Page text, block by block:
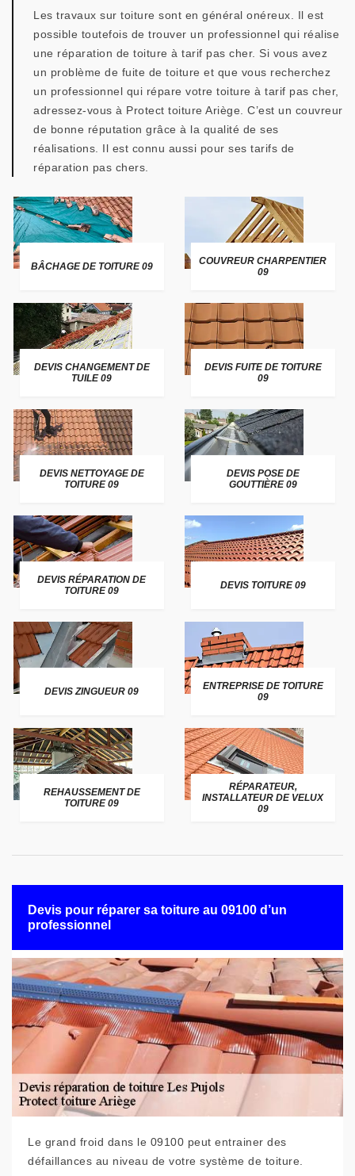
Les travaux sur toiture sont en général onéreux. Il est
possible toutefois de trouver un professionnel qui réalise
une réparation de toiture à tarif pas cher. Si vous avez
un problème de fuite de toiture et que vous recherchez
un professionnel qui répare votre toiture à tarif pas cher,
adressez-vous à Protect toiture Ariège. C’est un couvreur
de bonne réputation grâce à la qualité de ses
réalisations. Il est connu aussi pour ses tarifs de
réparation pas chers.
BÂCHAGE DE TOITURE 09
COUVREUR CHARPENTIER
09
DEVIS CHANGEMENT DE
TUILE 09
DEVIS FUITE DE TOITURE
09
DEVIS NETTOYAGE DE
TOITURE 09
DEVIS POSE DE
GOUTTIÈRE 09
DEVIS RÉPARATION DE
TOITURE 09
DEVIS TOITURE 09
DEVIS ZINGUEUR 09
ENTREPRISE DE TOITURE
09
REHAUSSEMENT DE
TOITURE 09
RÉPARATEUR,
INSTALLATEUR DE VELUX
09
Devis pour réparer sa toiture au 09100 d’un
professionnel
Le grand froid dans le 09100 peut entrainer des
défaillances au niveau de votre système de toiture.